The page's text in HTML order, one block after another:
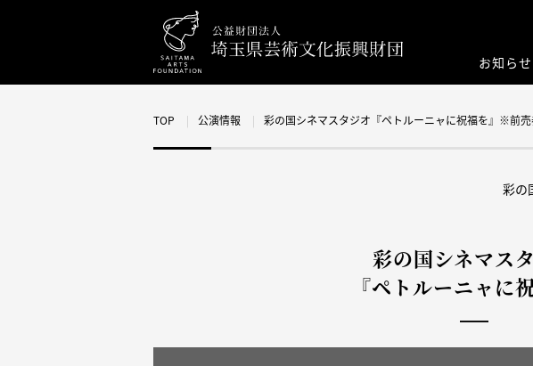
お知らせ
TOP 公演情報 彩の国シネマスタジオ『ペトルーニャに祝福を』※前売
彩の
彩の国シネマス
『ペトルーニャに